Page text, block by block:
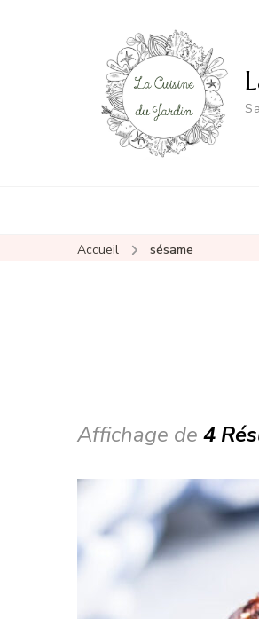
Accueil sésame
Affichage de 4